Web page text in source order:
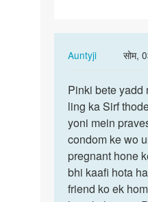
Auntyji
सोम,
In
to
Meri
frnd
ne
sirf
apne…
by
Pinki
bete
yadd
rakhiye…
Pinki bete yadd
ling ka Sirf
yoni mein
condom ke wo
pregnant hone
bhi kaafi hota
friend ko ek